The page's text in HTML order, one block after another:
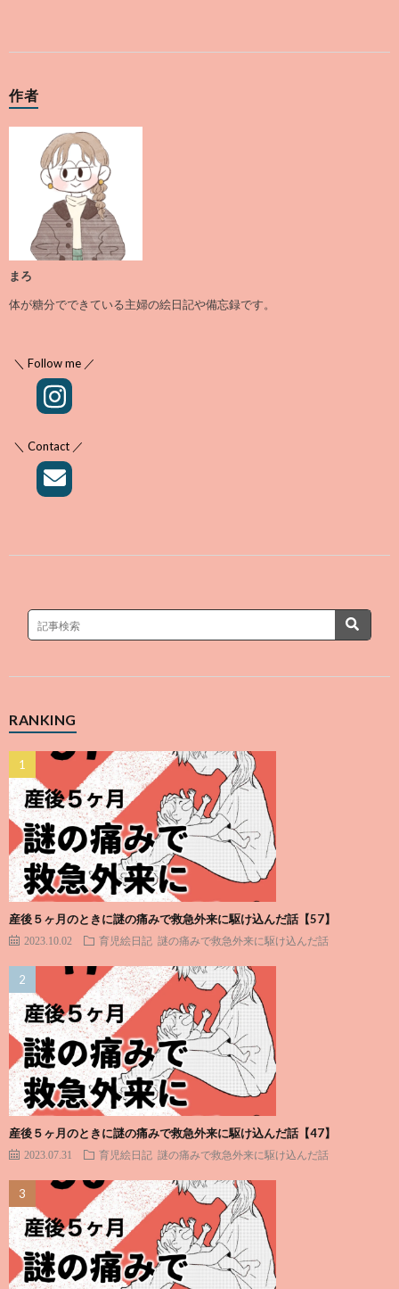
作者
まろ
体が糖分でできている主婦の絵日記や備忘録です。
＼ Follow me ／
＼ Contact ／
RANKING
産後５ヶ月のときに謎の痛みで救急外来に駆け込んだ話【57】
2023.10.02 育児絵日記 謎の痛みで救急外来に駆け込んだ話
産後５ヶ月のときに謎の痛みで救急外来に駆け込んだ話【47】
2023.07.31 育児絵日記 謎の痛みで救急外来に駆け込んだ話